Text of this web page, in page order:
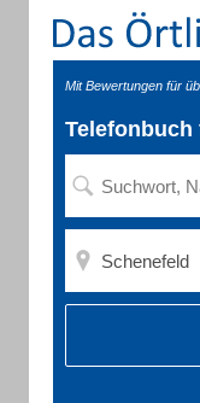
Mit Bewertungen für
Telefonbuch